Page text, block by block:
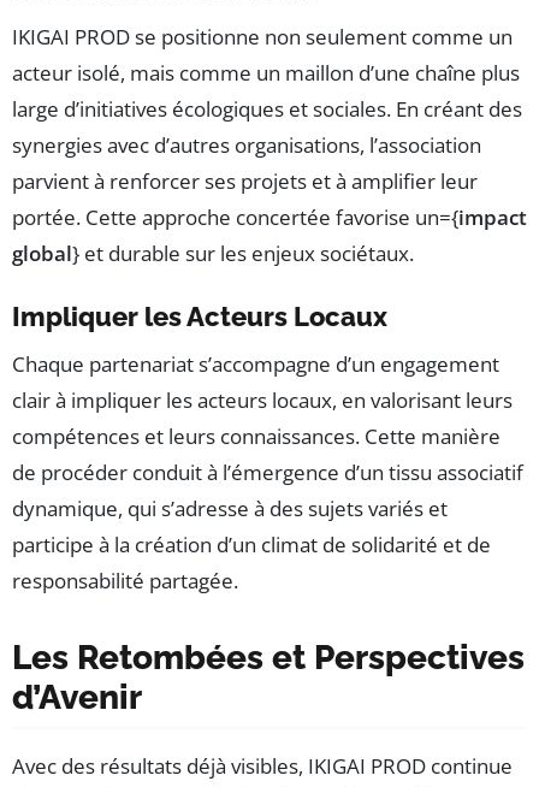
IKIGAI PROD se positionne non seulement comme un
acteur isolé, mais comme un maillon d’une chaîne plus
large d’initiatives écologiques et sociales. En créant des
synergies avec d’autres organisations, l’association
parvient à renforcer ses projets et à amplifier leur
portée. Cette approche concertée favorise un={impact
global} et durable sur les enjeux sociétaux.
Impliquer les Acteurs Locaux
Chaque partenariat s’accompagne d’un engagement
clair à impliquer les acteurs locaux, en valorisant leurs
compétences et leurs connaissances. Cette manière
de procéder conduit à l’émergence d’un tissu associatif
dynamique, qui s’adresse à des sujets variés et
participe à la création d’un climat de solidarité et de
responsabilité partagée.
Les Retombées et Perspectives
d’Avenir
Avec des résultats déjà visibles, IKIGAI PROD continue